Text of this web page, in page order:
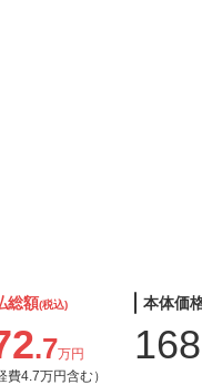
総額(税込)
.7万円
費4.7万円含む）
本体価
168